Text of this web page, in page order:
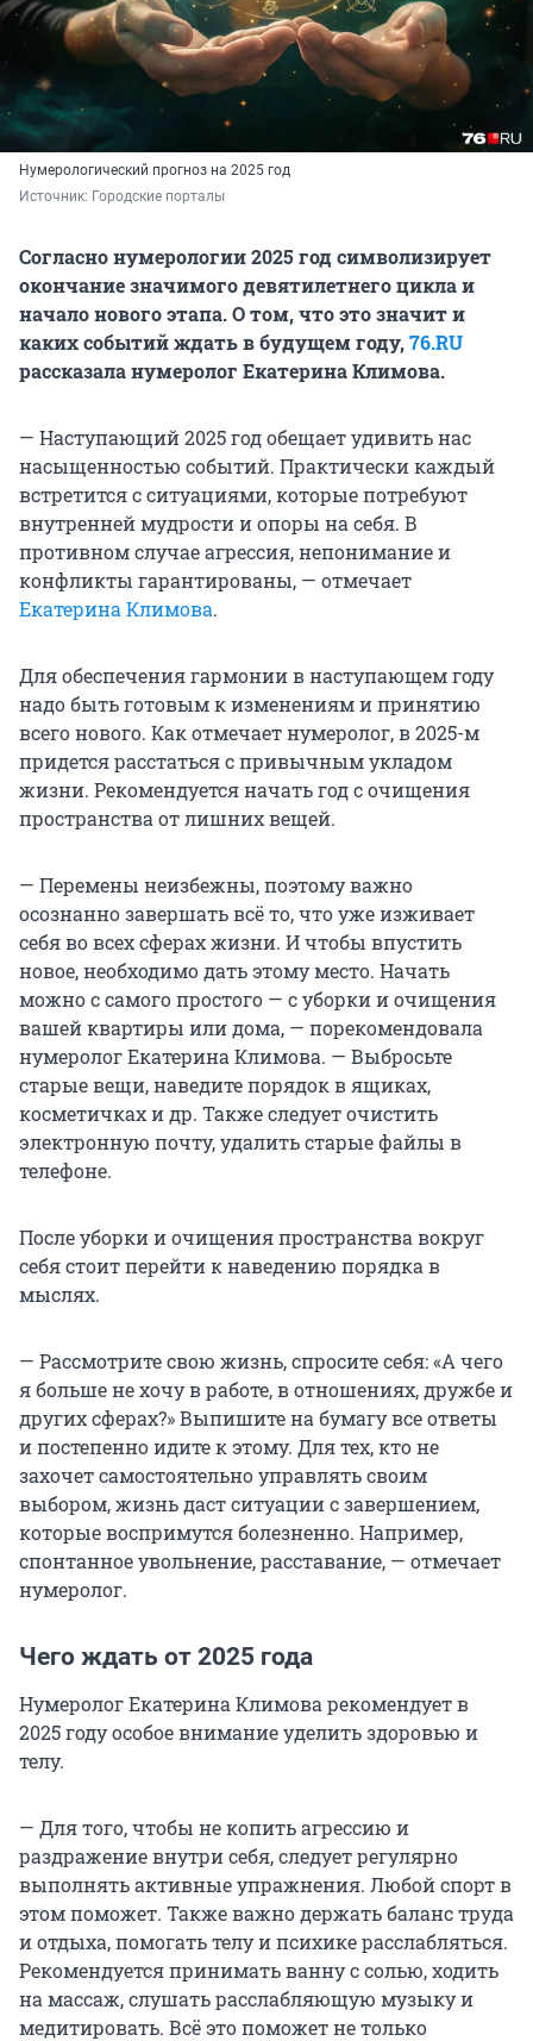
Нумерологический прогноз на 2025 год
Источник: Городские порталы
Согласно нумерологии 2025 год символизирует
окончание значимого девятилетнего цикла и
начало нового этапа. О том, что это значит и
каких событий ждать в будущем году,76.RU
рассказала нумеролог Екатерина Климова.
— Наступающий 2025 год обещает удивить нас
насыщенностью событий. Практически каждый
встретится с ситуациями, которые потребуют
внутренней мудрости и опоры на себя. В
противном случае агрессия, непонимание и
конфликты гарантированы, — отмечает
Екатерина Климова.
Для обеспечения гармонии в наступающем году
надо быть готовым к изменениям и принятию
всего нового. Как отмечает нумеролог, в 2025-м
придется расстаться с привычным укладом
жизни. Рекомендуется начать год с очищения
пространства от лишних вещей.
— Перемены неизбежны, поэтому важно
осознанно завершать всё то, что уже изживает
себя во всех сферах жизни. И чтобы впустить
новое, необходимо дать этому место. Начать
можно с самого простого — с уборки и очищения
вашей квартиры или дома, — порекомендовала
нумеролог Екатерина Климова. — Выбросьте
старые вещи, наведите порядок в ящиках,
косметичках и др. Также следует очистить
электронную почту, удалить старые файлы в
телефоне.
После уборки и очищения пространства вокруг
себя стоит перейти к наведению порядка в
мыслях.
— Рассмотрите свою жизнь, спросите себя: «А чего
я больше не хочу в работе, в отношениях, дружбе и
других сферах?» Выпишите на бумагу все ответы
и постепенно идите к этому. Для тех, кто не
захочет самостоятельно управлять своим
выбором, жизнь даст ситуации с завершением,
которые воспримутся болезненно. Например,
спонтанное увольнение, расставание, — отмечает
нумеролог.
Чего ждать от 2025 года
Нумеролог Екатерина Климова рекомендует в
2025 году особое внимание уделить здоровью и
телу.
— Для того, чтобы не копить агрессию и
раздражение внутри себя, следует регулярно
выполнять активные упражнения. Любой спорт в
этом поможет. Также важно держать баланс труда
и отдыха, помогать телу и психике расслабляться.
Рекомендуется принимать ванну с солью, ходить
на массаж, слушать расслабляющую музыку и
медитировать. Всё это поможет не только